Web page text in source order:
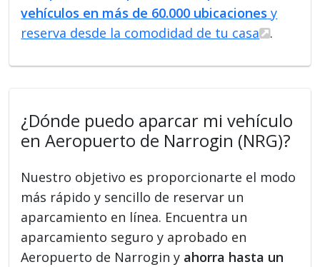
vehículos en más de 60.000 ubicaciones y
reserva desde la comodidad de tu casa
.
¿Dónde puedo aparcar mi vehículo
en Aeropuerto de Narrogin (NRG)?
Nuestro objetivo es proporcionarte el modo
más rápido y sencillo de reservar un
aparcamiento en línea. Encuentra un
aparcamiento seguro y aprobado en
Aeropuerto de Narrogin y ahorra hasta un